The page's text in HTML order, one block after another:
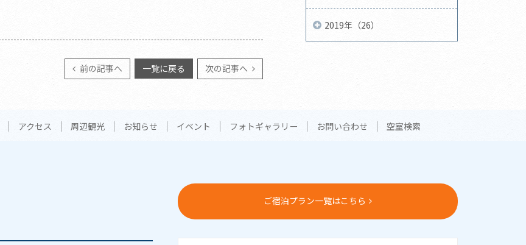
前の記事へ 一覧に戻る 次の記事へ
2019年（26）
アクセス 周辺観光 お知らせ イベント フォトギャラリー お問い合わせ 空室検索
ご宿泊プラン一覧はこちら